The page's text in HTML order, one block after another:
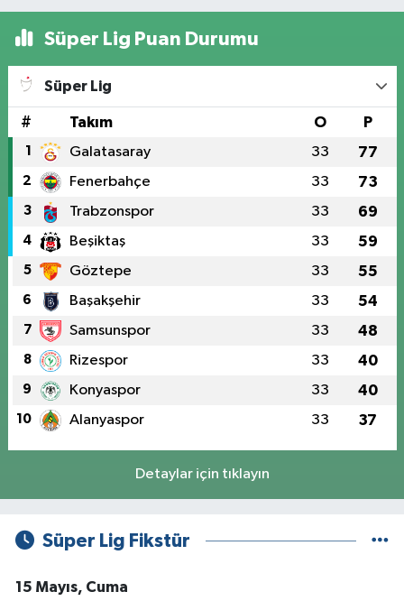
Süper Lig Puan Durumu
Süper Lig
# Takım O P
1 Galatasaray 33 77
2 Fenerbahçe 33 73
3 Trabzonspor 33 69
4 Beşiktaş 33 59
5 Göztepe 33 55
6 Başakşehir 33 54
7 Samsunspor 33 48
8 Rizespor 33 40
9 Konyaspor 33 40
10 Alanyaspor 33 37
Detaylar için tıklayın
Süper Lig Fikstür
15 Mayıs, Cuma